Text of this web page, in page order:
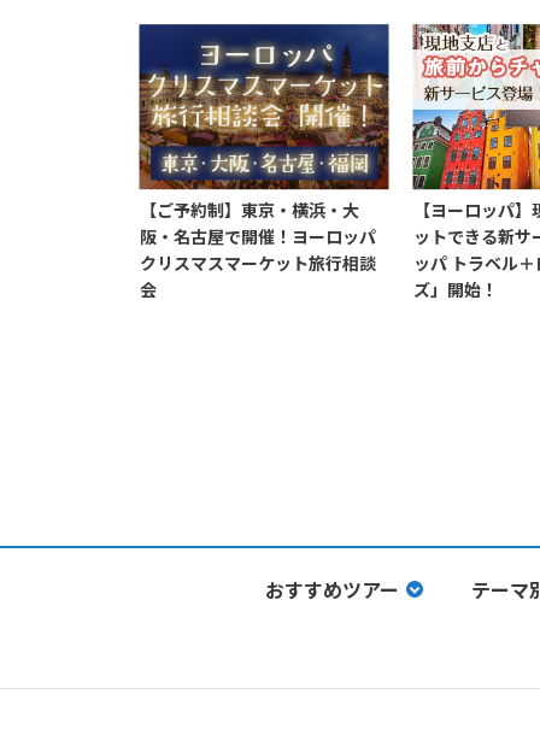
【ご予約制】東京・横浜・大
阪・名古屋で開催！ヨーロッパ
クリスマスマーケット旅行相談
会
【ヨーロッパ
ットできる新サ
ッパ トラベル
ズ」開始！
おすすめツアー テーマ